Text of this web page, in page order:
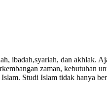
ibadah,syariah, dan akhlak.
zaman,
Studi Islam tidak hanya